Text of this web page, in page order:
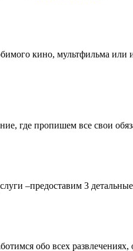
кино, мультфильма
где пропишем все свои
–предоставим 3
обо всех